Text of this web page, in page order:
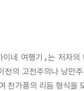
네 여행기』는 저자
전의 고전주의나 낭
찬가풍의 리듬 형식